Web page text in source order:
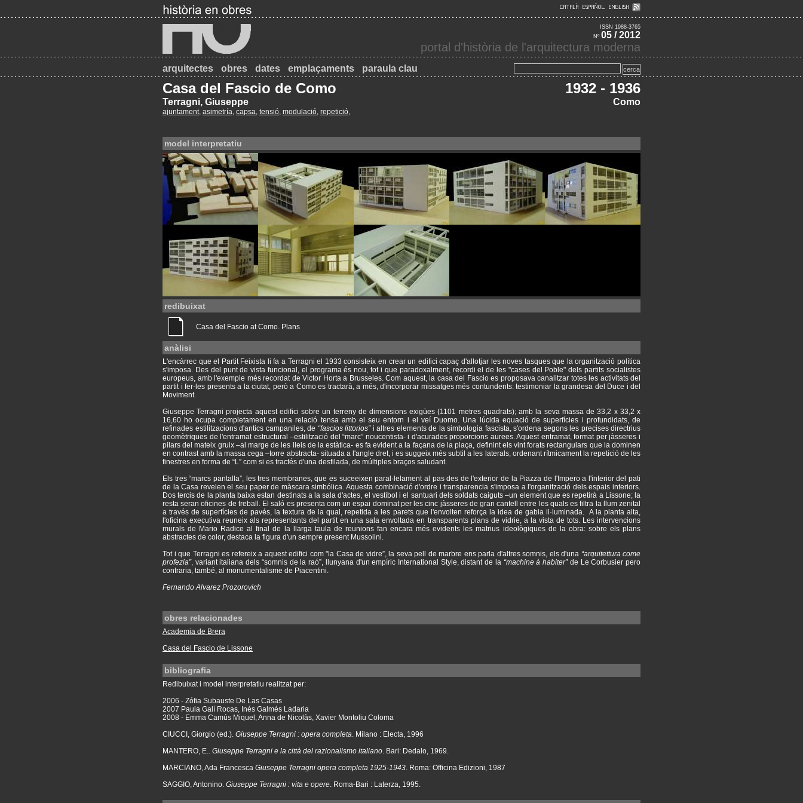
ISSN 1988-3765
Nº 05 / 2012
portal d'història de l'arquitectura moderna
arquitectes obres dates emplaçaments paraula clau
Casa del Fascio de Como 1932 - 1936
Terragni, Giuseppe Como
ajuntament, asimetría, capsa, tensió, modulació, repetició,
model interpretatiu
redibuixat
Casa del Fascio at Como. Plans
anàlisi
L'encàrrec que el Partit Feixista li fa a Terragni el 1933 consisteix en crear un edifici capaç d'allotjar les noves tasques que la organització política
s'imposa. Des del punt de vista funcional, el programa és nou, tot i que paradoxalment, recordi el de les "cases del Poble" dels partits socialistes
europeus, amb l'exemple més recordat de Victor Horta a Brusseles. Com aquest, la casa del Fascio es proposava canalitzar totes les activitats del
partit i fer-les presents a la ciutat, però a Como es tractarà, a més, d'incorporar missatges més contundents: testimoniar la grandesa del Duce i del
Moviment.
Giuseppe Terragni projecta aquest edifici sobre un terreny de dimensions exigües (1101 metres quadrats); amb la seva massa de 33,2 x 33,2 x
16,60 ho ocupa completament en una relació tensa amb el seu entorn i el veí Duomo. Una lúcida equació de superfícies i profundidats, de
refinades estilitzacions d'antics campaniles, de “fascios littorios” i altres elements de la simbologia fascista, s'ordena segons les precises directrius
geomètriques de l'entramat estructural –estilització del “marc” noucentista- i d'acurades proporcions aurees. Aquest entramat, format per jàsseres i
pilars del mateix gruix –al marge de les lleis de la estàtica- es fa evident a la façana de la plaça, definint els vint forats rectangulars que la dominen
en contrast amb la massa cega –torre abstracta- situada a l'angle dret, i es suggeix més subtil a les laterals, ordenant rítmicament la repetició de les
finestres en forma de “L” com si es tractés d'una desfilada, de múltiples braços saludant.
Els tres “marcs pantalla”, les tres membranes, que es suceeixen paral·lelament al pas des de l'exterior de la Piazza de l'Impero a l'interior del pati
de la Casa revelen el seu paper de màscara simbólica. Aquesta combinació d'ordre i transparencia s'imposa a l'organització dels espais interiors.
Dos tercis de la planta baixa estan destinats a la sala d'actes, el vestíbol i el santuari dels soldats caiguts –un element que es repetirà a Lissone; la
resta seran oficines de treball. El saló es presenta com un espai dominat per les cinc jàsseres de gran cantell entre les quals es filtra la llum zenital
a través de superfícies de pavés, la textura de la qual, repetida a les parets que l'envolten reforça la idea de gabia il·luminada. A la planta alta,
l'oficina executiva reuneix als representants del partit en una sala envoltada en transparents plans de vidrie, a la vista de tots. Les intervencions
murals de Mario Radice al final de la llarga taula de reunions fan encara més evidents les matrius ideològiques de la obra: sobre els plans
abstractes de color, destaca la figura d'un sempre present Mussolini.
Tot i que Terragni es refereix a aquest edifici com "la Casa de vidre”, la seva pell de marbre ens parla d'altres somnis, els d'una “arquitettura come
profezia”, variant italiana dels “somnis de la raó”, llunyana d'un empíric International Style, distant de la “machine à habiter” de Le Corbusier pero
contraria, també, al monumentalisme de Piacentini.
Fernando Alvarez Prozorovich
obres relacionades
Academia de Brera
Casa del Fascio de Lissone
bibliografia
Redibuixat i model interpretatiu realitzat per:
2006 - Zófia Subauste De Las Casas
2007 Paula Galí Rocas, Inés Galmés Ladaria
2008 - Emma Camús Miquel, Anna de Nicolàs, Xavier Montoliu Coloma
CIUCCI, Giorgio (ed.). Giuseppe Terragni : opera completa. Milano : Electa, 1996
MANTERO, E.. Giuseppe Terragni e la città del razionalismo italiano. Bari: Dedalo, 1969.
MARCIANO, Ada Francesca Giuseppe Terragni opera completa 1925-1943. Roma: Officina Edizioni, 1987
SAGGIO, Antonino. Giuseppe Terragni : vita e opere. Roma-Bari : Laterza, 1995.